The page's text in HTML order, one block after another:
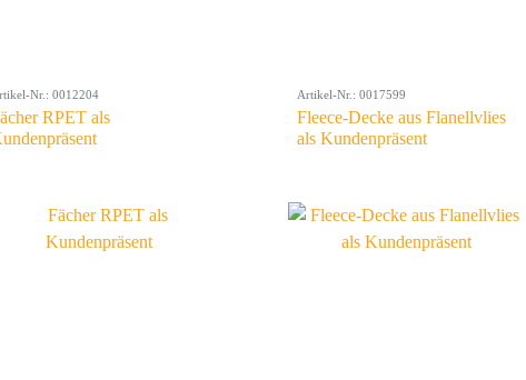
Nr.: 0012204
RPET als
Artikel-Nr.: 0017599
Fleece-Decke aus Flanellvlies
als Kundenpräsent